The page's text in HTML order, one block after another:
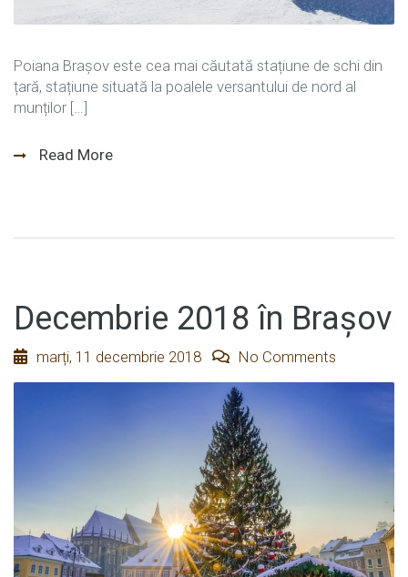
Poiana Brașov este cea mai căutată stațiune de schi din
țară, stațiune situată la poalele versantului de nord al
munților […]
Read More
Decembrie 2018 în Brașov
marți, 11 decembrie 2018 No Comments